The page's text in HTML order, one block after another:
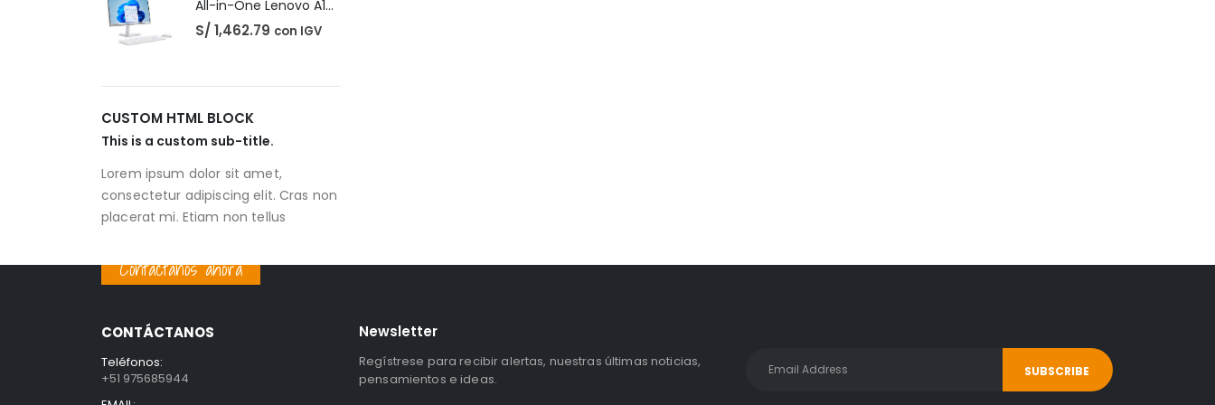
All-in-One Lenovo A100
S/1,462.79 con IGV
CUSTOM HTML BLOCK
This is a custom sub-title.
Lorem ipsum dolor sit amet,
consectetur adipiscing elit. Cras non
placerat mi. Etiam non tellus
Contáctanos ahora
CONTÁCTANOS
Teléfonos:
+51 975685944
Newsletter
Regístrese para recibir alertas, nuestras últimas noticias,
pensamientos e ideas.